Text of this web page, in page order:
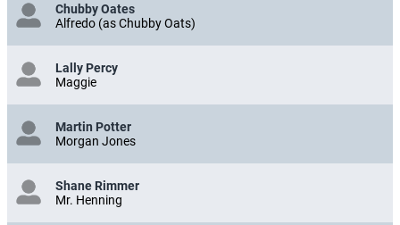
Chubby Oates
Alfredo (as Chubby Oats)
Lally Percy
Maggie
Martin Potter
Morgan Jones
Shane Rimmer
Mr. Henning